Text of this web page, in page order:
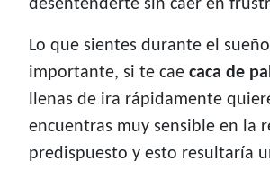
desentenderte sin caer en
Lo que sientes durante el
importante, si te cae caca de
llenas de ira rápidamente
encuentras muy sensible en la
predispuesto y esto resultaría